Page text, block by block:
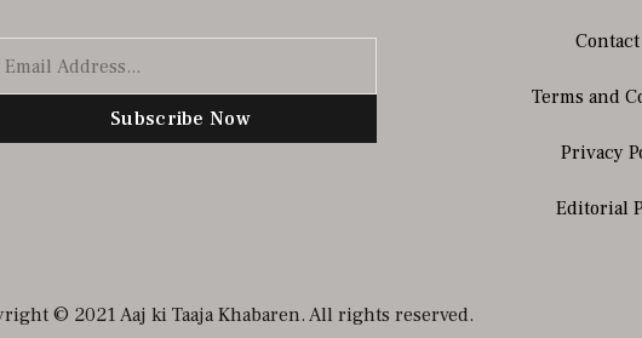
Subscribe Now
Terms and
Privacy
Editorial
© 2021 Aaj ki Taaja Khabaren. All rights reserved.